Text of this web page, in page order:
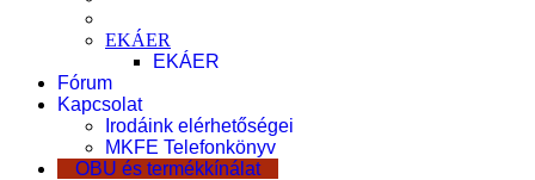
EKÁER
EKÁER
Fórum
Kapcsolat
Irodáink elérhetőségei
MKFE Telefonkönyv
OBU és termékkínálat